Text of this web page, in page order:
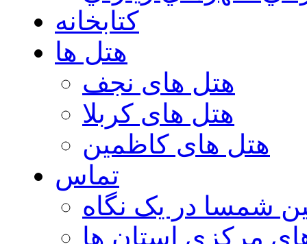
کتابخانه
هتل ها
هتل های نجف
هتل های کربلا
هتل های کاظمین
تماس
شمسا در یک نگاه
مرکزی استان ها